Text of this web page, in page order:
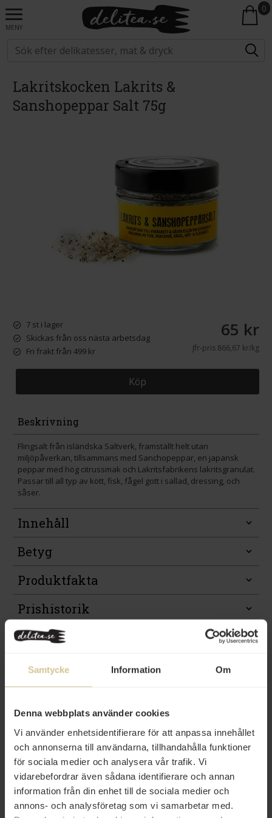
Samtycke Information Om
Denna webbplats använder cookies
Vi använder enhetsidentifierare för att anpassa innehållet
och annonserna till användarna, tillhandahålla funktioner
för sociala medier och analysera vår trafik. Vi
vidarebefordrar även sådana identifierare och annan
information från din enhet till de sociala medier och
annons- och analysföretag som vi samarbetar med.
MENY
0
Lakritskocken Lakrits &
Sanshopeppar Salt 75g
7 st i lager
Skickas från oss nästa arbetsdag
Fri frakt från 499 kr
65 kr
Jfr-pris866,67 kr/kg
Köp
Beskrivning
Flingsalt från isländska Saltverk, framställt helt utan
miljöpåverkan, tillsammans med Sanchopeppar, en japansk
peppar med hög citrussmak och Lakritsfabrikens lakritsgranulat.
Passar till all typ av kött, fisk, fågel gott i sallad, dressing, och
såser.
Innehåll
Betyg
Produktfakta
Prishistorik
65 kr 28 kr